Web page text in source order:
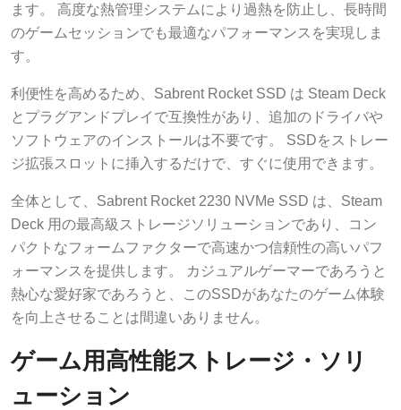
ます。 高度な熱管理システムにより過熱を防止し、長時間
のゲームセッションでも最適なパフォーマンスを実現しま
す。
利便性を高めるため、Sabrent Rocket SSD は Steam Deck
とプラグアンドプレイで互換性があり、追加のドライバや
ソフトウェアのインストールは不要です。 SSDをストレー
ジ拡張スロットに挿入するだけで、すぐに使用できます。
全体として、Sabrent Rocket 2230 NVMe SSD は、Steam
Deck 用の最高級ストレージソリューションであり、コン
パクトなフォームファクターで高速かつ信頼性の高いパフ
ォーマンスを提供します。 カジュアルゲーマーであろうと
熱心な愛好家であろうと、このSSDがあなたのゲーム体験
を向上させることは間違いありません。
ゲーム用高性能ストレージ・ソリ
ューション